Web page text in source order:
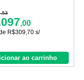
,00
R$309,70 s/
ao carrinho